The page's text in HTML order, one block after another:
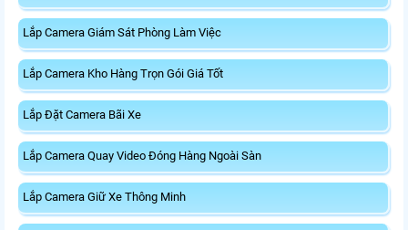
Lắp Camera Giám Sát Phòng Làm Việc
Lắp Camera Kho Hàng Trọn Gói Giá Tốt
Lắp Đặt Camera Bãi Xe
Lắp Camera Quay Video Đóng Hàng Ngoài Sàn
Lắp Camera Giữ Xe Thông Minh